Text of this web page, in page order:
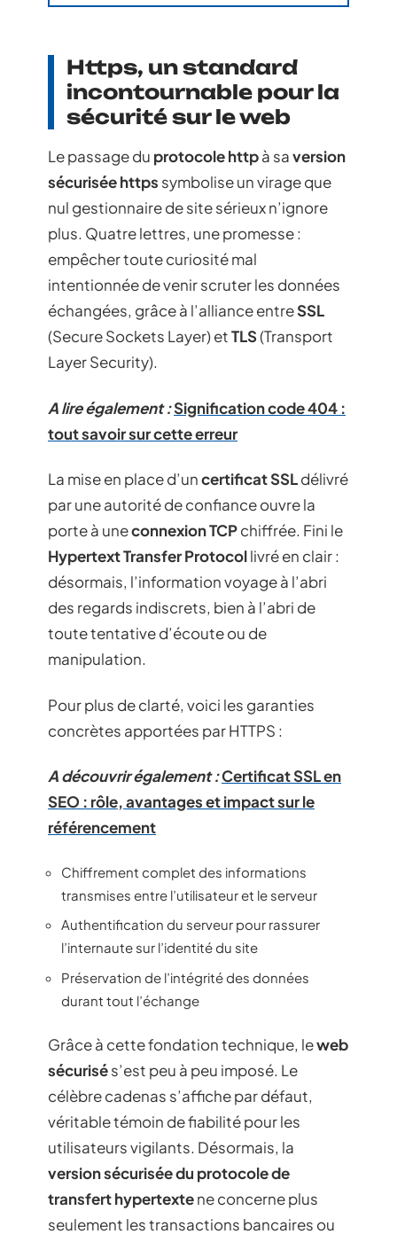
Https, un standard
incontournable pour la
sécurité sur le web
Le passage du protocole httpà saversion
sécurisée https symbolise un virage que
nul gestionnaire de site sérieux n’ignore
plus. Quatre lettres, une promesse :
empêcher toute curiosité mal
intentionnée de venir scruter les données
échangées, grâce à l’alliance entreSSL
(Secure Sockets Layer) etTLS(Transport
Layer Security).
A lire également :Signification code 404 :
tout savoir sur cette erreur
La mise en place d’uncertificat SSLdélivré
par une autorité de confiance ouvre la
porte à uneconnexion TCPchiffrée. Fini le
Hypertext Transfer Protocollivré en clair :
désormais, l’information voyage à l’abri
des regards indiscrets, bien à l’abri de
toute tentative d’écoute ou de
manipulation.
Pour plus de clarté, voici les garanties
concrètes apportées par HTTPS :
A découvrir également :Certificat SSL en
SEO : rôle, avantages et impact sur le
référencement
Chiffrement complet des informations
transmises entre l’utilisateur et le serveur
Authentification du serveur pour rassurer
l’internaute sur l’identité du site
Préservation de l’intégrité des données
durant tout l’échange
Grâce à cette fondation technique, leweb
sécurisés’est peu à peu imposé. Le
célèbre cadenas s’affiche par défaut,
véritable témoin de fiabilité pour les
utilisateurs vigilants. Désormais, la
version sécurisée du protocole de
transfert hypertextene concerne plus
seulement les transactions bancaires ou